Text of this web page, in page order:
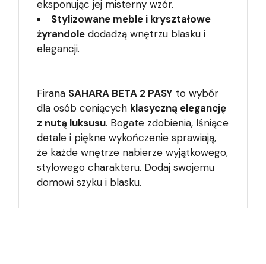
eksponując jej misterny wzór.
Stylizowane meble i kryształowe
żyrandole dodadzą wnętrzu blasku i
elegancji.
Firana SAHARA BETA 2 PASY to wybór
dla osób ceniących klasyczną elegancję
z nutą luksusu. Bogate zdobienia, lśniące
detale i piękne wykończenie sprawiają,
że każde wnętrze nabierze wyjątkowego,
stylowego charakteru. Dodaj swojemu
domowi szyku i blasku.